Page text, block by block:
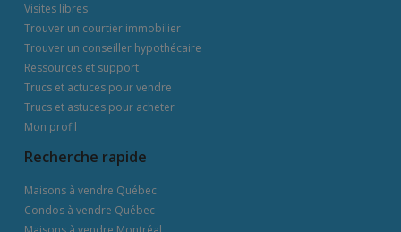
Visites libres
Trouver un courtier immobilier
Trouver un conseiller hypothécaire
Ressources et support
Trucs et actuces pour vendre
Trucs et astuces pour acheter
Mon profil
Recherche rapide
Maisons à vendre Québec
Condos à vendre Québec